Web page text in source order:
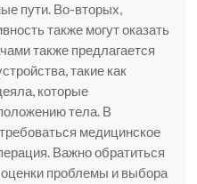
пути. Во-вторых,
также могут оказать
также предлагается
такие как
которые
тела. В
медицинское
Важно обратиться
проблемы и выбора